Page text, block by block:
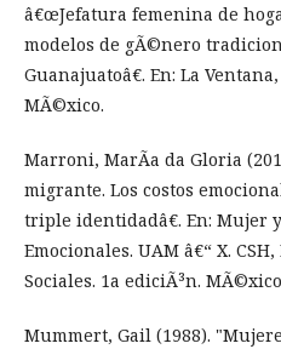
â€œJefatura femenina de
modelos de gÃ©nero
Guanajuatoâ€. En: La
MÃ©xico.
Marroni, MarÃ­a da Gloria
migrante. Los costos
triple identidadâ€. En: Mujer
Emocionales. UAM â€“ X.
Sociales. 1a ediciÃ³n.
Mummert, Gail (1988).